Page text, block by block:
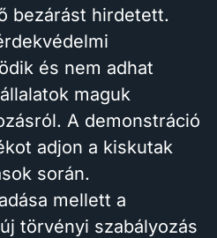
bezárást hirdetett.
és nem adhat
maguk
A demonstráció
adjon a kiskutak
során.
mellett a
törvényi szabályozás